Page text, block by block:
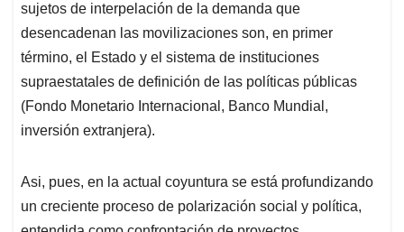
sujetos de interpelación de la demanda que
desencadenan las movilizaciones son, en primer
término, el Estado y el sistema de instituciones
supraestatales de definición de las políticas públicas
(Fondo Monetario Internacional, Banco Mundial,
inversión extranjera).
Asi, pues, en la actual coyuntura se está profundizando
un creciente proceso de polarización social y política,